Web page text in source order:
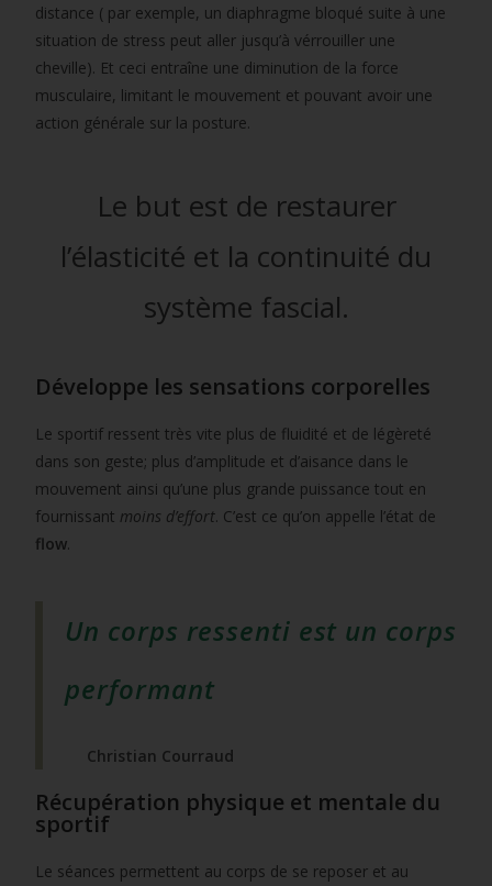
distance ( par exemple, un diaphragme bloqué suite à une
situation de stress peut aller jusqu’à vérrouiller une
cheville). Et ceci entraîne une diminution de la force
musculaire, limitant le mouvement et pouvant avoir une
action générale sur la posture.
Le but est de restaurer
l’élasticité et la continuité du
système fascial.
Développe les sensations corporelles
Le sportif ressent très vite plus de fluidité et de légèreté
dans son geste; plus d’amplitude et d’aisance dans le
mouvement ainsi qu’une plus grande puissance tout en
fournissant moins d’effort. C’est ce qu’on appelle l’état de
flow.
Un corps ressenti est un corps
performant
Christian Courraud
Récupération physique et mentale du
sportif
Le séances permettent au corps de se reposer et au